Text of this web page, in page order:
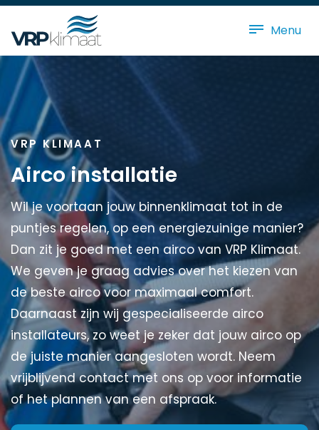
Menu
VRP KLIMAAT
Airco installatie
Wil je voortaan jouw binnenklimaat tot in de
puntjes regelen, op een energiezuinige manier?
Dan zit je goed met een airco van VRP Klimaat.
We geven je graag advies over het kiezen van
de beste airco voor maximaal comfort.
Daarnaast zijn wij gespecialiseerde airco
installateurs, zo weet je zeker dat jouw airco op
de juiste manier aangesloten wordt. Neem
vrijblijvend contact met ons op voor informatie
of het plannen van een afspraak.